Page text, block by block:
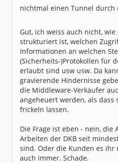
nichtmal einen Tunnel durch
Gut, ich weiss auch nicht, wie
strukturiert ist, welchen
Informationen an welchen
(Sicherheits-)Protokollen für
erlaubt sind usw usw. Da
gravierende Hindernisse
die Middleware-Verkäufer
angeheuert werden, als dass
frickeln lassen.
Die Frage ist eben - nein, die
Arbeiten der DKB seit
sind. Oder die Kunden es ihr
auch immer. Schade.